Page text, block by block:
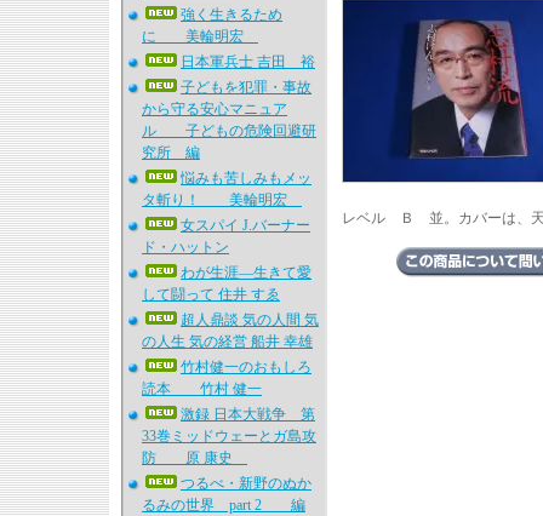
強く生きるため
に 美輪明宏
日本軍兵士 吉田 裕
子どもを犯罪・事故
から守る安心マニュア
ル 子どもの危険回避研
究所 編
悩みも苦しみもメッ
タ斬り！ 美輪明宏
女スパイ J.バーナー
ド・ハットン
わが生涯―生きて愛
して闘って 住井 すゑ
超人鼎談 気の人間 気
の人生 気の経営 船井 幸雄
竹村健一のおもしろ
読本 竹村 健一
激録 日本大戦争 第
33巻ミッドウェーとガ島攻
防 原 康史
つるべ・新野のぬか
るみの世界 part 2 編
レベル Ｂ 並。カバーは、天